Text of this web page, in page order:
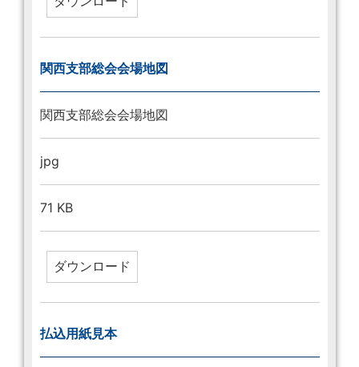
関西支部総会会場地図
関西支部総会会場地図
jpg
71 KB
払込用紙見本